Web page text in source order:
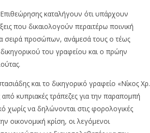
Επιθεώρησης καταλήγουν ότι υπάρχουν
που δικαιολογούν περαιτέρω ποινική
σειρά προσώπων, ανάμεσά τους ο τέως
του γραφείου και ο πρώην
και το δικηγορικό γραφείο «Νίκος Χρ.
κυπριακές τράπεζες για την παραπομπή
χωρίς να δηλώνονται στις φορολογικές
οικονομική κρίση, οι λεγόμενοι